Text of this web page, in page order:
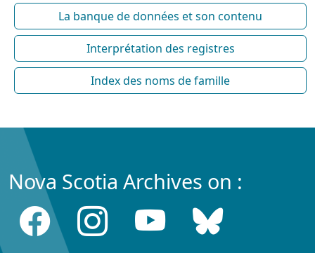
La banque de données et son contenu
Interprétation des registres
Index des noms de famille
Nova Scotia Archives on :